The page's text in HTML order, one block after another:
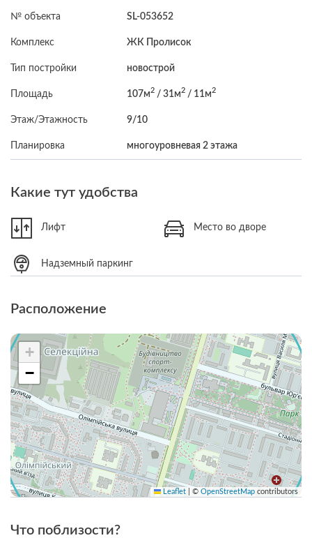
№ объекта SL-053652
Комплекс ЖК Пролисок
Тип постройки новострой
Площадь 107м2 / 31м2 / 11м2
Этаж/Этажность 9/10
Планировка многоуровневая 2 этажа
Какие тут удобства
Лифт Место во дворе
Надземный паркинг
Расположение
+
−
Leaflet © OpenStreetMap contributors
Что поблизости?